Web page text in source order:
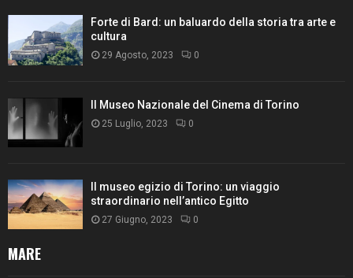
Forte di Bard: un baluardo della storia tra arte e
cultura
29 Agosto, 2023 0
Il Museo Nazionale del Cinema di Torino
25 Luglio, 2023 0
Il museo egizio di Torino: un viaggio
straordinario nell’antico Egitto
27 Giugno, 2023 0
MARE